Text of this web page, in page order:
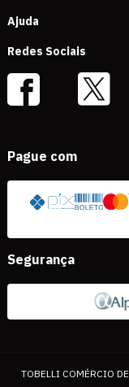
Ajuda
Redes Sociais
Pague com
Segurança
TOBELLI COMÉRCIO